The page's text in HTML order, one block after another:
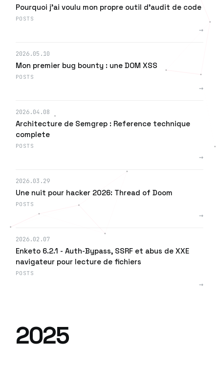
Pourquoi j'ai voulu mon propre outil d'audit de code
POSTS
→
2026.05.10
Mon premier bug bounty : une DOM XSS
POSTS
→
2026.04.08
Architecture de Semgrep : Reference technique
complete
POSTS
→
2026.03.29
Une nuit pour hacker 2026: Thread of Doom
POSTS
→
2026.02.07
Enketo 6.2.1 - Auth-Bypass, SSRF et abus de XXE
navigateur pour lecture de fichiers
POSTS
→
2025